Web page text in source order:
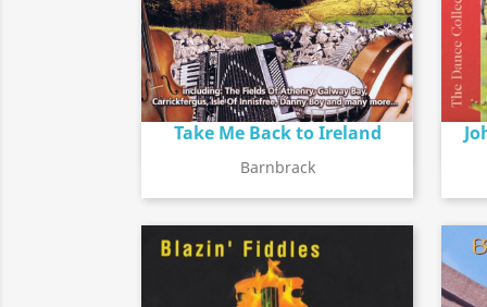
Take Me Back to Ireland
Barnbrack
search Détail de l'album